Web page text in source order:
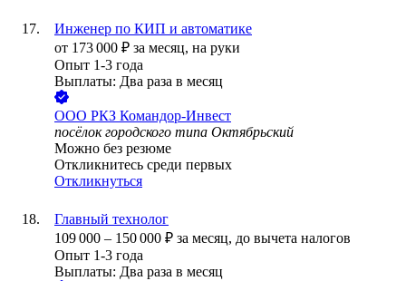
Инженер по КИП и автоматике
от 173 000 ₽ за месяц, на руки
Опыт 1-3 года
Выплаты: Два раза в месяц
ООО РКЗ Командор-Инвест
посёлок городского типа Октябрьский
Можно без резюме
Откликнитесь среди первых
Откликнуться
Главный технолог
109 000 – 150 000 ₽ за месяц, до вычета налогов
Опыт 1-3 года
Выплаты: Два раза в месяц